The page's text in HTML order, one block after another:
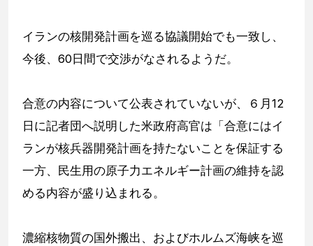
イランの核開発計画を巡る協議開始でも一致し、
今後、60日間で交渉がなされるようだ。
合意の内容について公表されていないが、６月12
日に記者団へ説明した米政府高官は「合意にはイ
ランが核兵器開発計画を持たないことを保証する
一方、民生用の原子力エネルギー計画の維持を認
める内容が盛り込まれる。
濃縮核物質の国外搬出、およびホルムズ海峡を巡